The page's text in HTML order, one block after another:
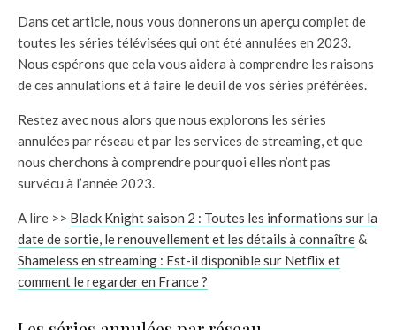
Dans cet article, nous vous donnerons un aperçu complet de
toutes les séries télévisées qui ont été annulées en 2023.
Nous espérons que cela vous aidera à comprendre les raisons
de ces annulations et à faire le deuil de vos séries préférées.
Restez avec nous alors que nous explorons les séries
annulées par réseau et par les services de streaming, et que
nous cherchons à comprendre pourquoi elles n’ont pas
survécu à l’année 2023.
A lire >> Black Knight saison 2 : Toutes les informations sur la
date de sortie, le renouvellement et les détails à connaître&
Shameless en streaming : Est-il disponible sur Netflix et
comment le regarder en France ?